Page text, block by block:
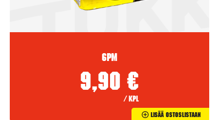
6PM
9,90 €
/ kpl
Lisää Ostoslistaan